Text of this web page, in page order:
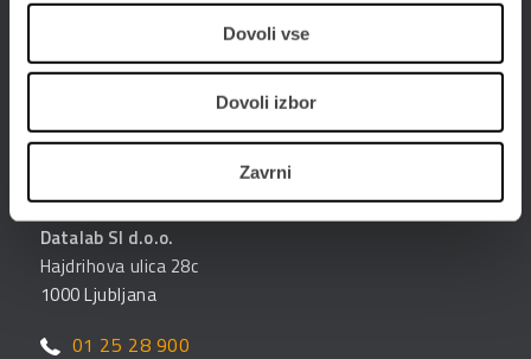
Dovoli vse
Dovoli izbor
Zavrni
Poslujte hitreje, bolj prilagodljivo in enostavneje -
poslujte elektronsko. Digitalizirajte poslovanje s
Datalab SI d.o.o.
Hajdrihova ulica 28c
1000 Ljubljana
01 25 28 900